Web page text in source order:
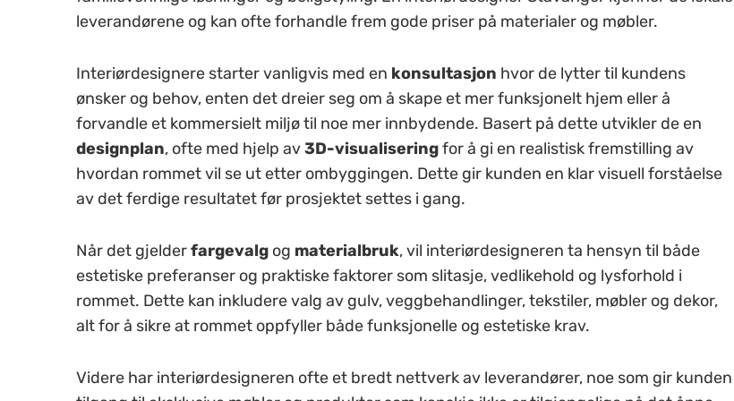
leverandørene og kan ofte forhandle frem gode priser på materialer og møbler.
Interiørdesignere starter vanligvis med en konsultasjon hvor de lytter til kundens
ønsker og behov, enten det dreier seg om å skape et mer funksjonelt hjem eller å
forvandle et kommersielt miljø til noe mer innbydende. Basert på dette utvikler de en
designplan, ofte med hjelp av3D-visualiseringfor å gi en realistisk fremstilling av
hvordan rommet vil se ut etter ombyggingen. Dette gir kunden en klar visuell forståelse
av det ferdige resultatet før prosjektet settes i gang.
Når det gjelderfargevalg og materialbruk, vil interiørdesigneren ta hensyn til både
estetiske preferanser og praktiske faktorer som slitasje, vedlikehold og lysforhold i
rommet. Dette kan inkludere valg av gulv, veggbehandlinger, tekstiler, møbler og dekor,
alt for å sikre at rommet oppfyller både funksjonelle og estetiske krav.
Videre har interiørdesigneren ofte et bredt nettverk av leverandører, noe som gir kunden